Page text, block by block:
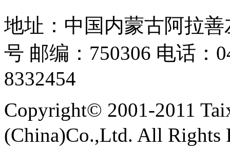
地址：中国内蒙古阿拉
号 邮编：750306 电话：
8332454
Copyright© 2001-2011
(China)Co.,Ltd. All Rights